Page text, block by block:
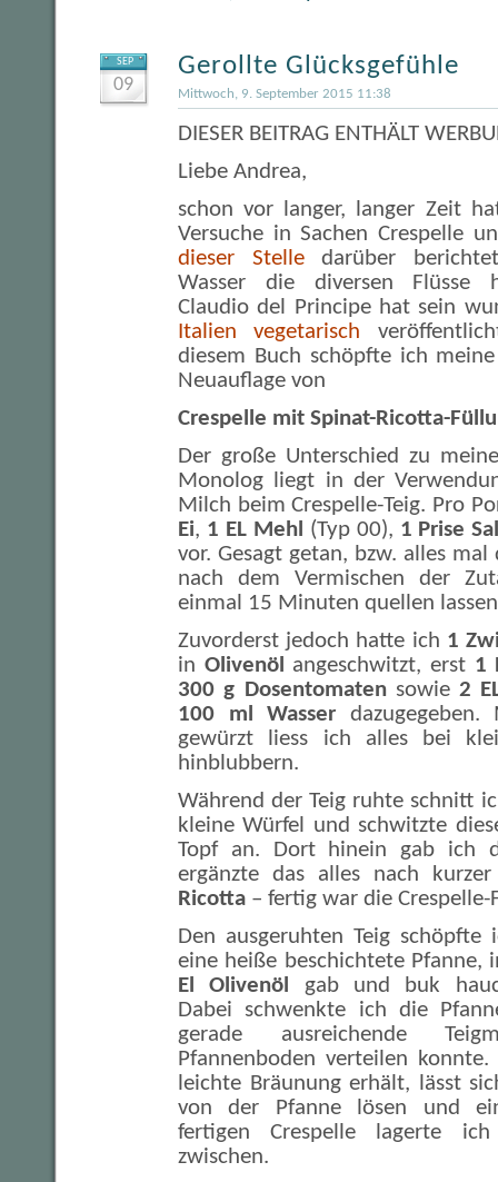
SEP
09
Gerollte Glücksgefühle
Mittwoch, 9. September 2015 11:38
DIESER BEITRAG ENTHÄLT
Liebe Andrea,
schon vor langer, langer Zeit
Versuche in Sachen Crespelle
dieser Stelledarüber
Wasser die diversen Flüsse
Claudio del Principe hat sein
Italien vegetarisch
diesem Buch schöpfte ich
Neuauflage von
Crespelle mit Spinat-Ricotta-
Der große Unterschied zu
Monolog liegt in der
Milch beim Crespelle-Teig. Pro
Ei, 1 EL Mehl (Typ 00), 1 Prise
vor. Gesagt getan, bzw. alles
nach dem Vermischen der
einmal 15 Minuten quellen
Zuvorderst jedoch hatte ich 1
in Olivenöl angeschwitzt, erst 1
300 g Dosentomatensowie2
100 ml Wasser
gewürzt liess ich alles bei
hinblubbern.
Während der Teig ruhte schnitt
kleine Würfel und schwitzte
Topf an. Dort hinein gab ich
ergänzte das alles nach
Ricotta – fertig war die Crespelle-
Den ausgeruhten Teig
eine heiße beschichtete
El Olivenöl
gab und buk
Dabei schwenkte ich die
gerade ausreichende
Pfannenboden verteilen
leichte Bräunung erhält, lässt
von der Pfanne lösen und
fertigen Crespelle lagerte
zwischen.